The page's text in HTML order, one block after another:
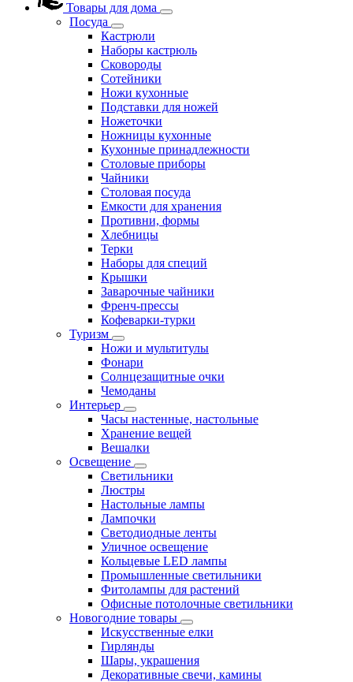
Товары для дома
Посуда
Кастрюли
Наборы кастрюль
Сковороды
Сотейники
Ножи кухонные
Подставки для ножей
Ножеточки
Ножницы кухонные
Кухонные принадлежности
Столовые приборы
Чайники
Столовая посуда
Емкости для хранения
Противни, формы
Хлебницы
Терки
Наборы для специй
Крышки
Заварочные чайники
Френч-прессы
Кофеварки-турки
Туризм
Ножи и мультитулы
Фонари
Солнцезащитные очки
Чемоданы
Интерьер
Часы настенные, настольные
Хранение вещей
Вешалки
Освещение
Светильники
Люстры
Настольные лампы
Лампочки
Светодиодные ленты
Уличное освещение
Кольцевые LED лампы
Промышленные светильники
Фитолампы для растений
Офисные потолочные светильники
Новогодние товары
Искусственные елки
Гирлянды
Шары, украшения
Декоративные свечи, камины